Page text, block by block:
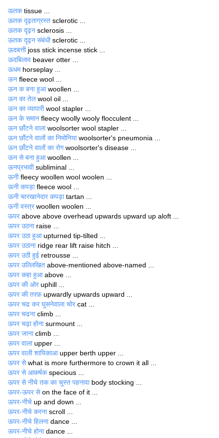
ऊतकtissue ...
ऊतक दृढ़ताग्रस्त sclerotic ...
ऊतक दृढ़न sclerosis ...
ऊतक दृढ़न संबंधीsclerotic ...
ऊदबत्तीjoss stick incense stick ...
ऊदबिलाव beaver otter ...
ऊधमhorseplay ...
ऊन fleece wool ...
ऊन क बना हुआwoollen ...
ऊन का तेलwool oil ...
ऊन का व्यापारीwool stapler ...
ऊन के समान fleecy woolly wooly flocculent ...
ऊन छाँटने वालाwoolsorter wool stapler ...
ऊन छाँटने वालों का निमोनियाwoolsorter's pneumonia ...
ऊन छाँटने वालों का रोगwoolsorter's disease ...
ऊन से बना हुआwoollen ...
ऊनप्रभावीsubliminal ...
ऊनीfleecy woollen wool woolen ...
ऊनी कपड़ाfleece wool ...
ऊनी चारखानेदार कपड़ाtartan ...
ऊनी वस्त्रwoollen woolen ...
ऊपरabove above overhead upwards upward up aloft ...
ऊपर उठनाraise ...
ऊपर उठा हुआupturned tip-tilted ...
ऊपर उठानाridge rear lift raise hitch ...
ऊपर उठी हुई retrousse ...
ऊपर उल्लिखित above-mentioned above-named ...
ऊपर कहा हुआabove ...
ऊपर की ओरuphill ...
ऊपर की तरफ़upwardly upwards upward ...
ऊपर चढ कर घुसनेवाला चोरcat ...
ऊपर चढनाclimb ...
ऊपर चढ़ा होनाsurmount ...
ऊपर जानाclimb ...
ऊपर वालाupper ...
ऊपर वाली शायिकाआupper berth upper ...
ऊपर सेwhat is more furthermore to crown it all ...
ऊपर से आकर्षकspecious ...
ऊपर से नीचे तक का चुस्त पहनावाbody stocking ...
ऊपर-ऊपर सेon the face of it ...
ऊपर-नीचे up and down ...
ऊपर-नीचे करनाscroll ...
ऊपर-नीचे हिलनाdance ...
ऊपर-नीचे होनाdance ...